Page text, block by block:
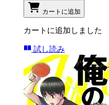
カートに追加
カートに追加しました
試し読み